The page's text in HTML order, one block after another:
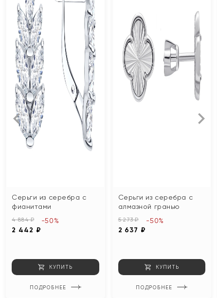
Серьги из серебра с
фианитами
4 884 ₽
2 442 ₽
-50%
КУПИТЬ
ПОДРОБНЕЕ
Серьги из серебра с
алмазной гранью
5 273 ₽
2 637 ₽
-50%
КУПИТЬ
ПОДРОБНЕЕ